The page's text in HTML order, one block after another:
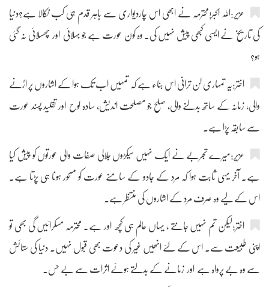
عزیر:اللہ اکبر!محترمہ نے ابھی اس چاردیواری سے باہر قدم ہی کب نکالا ہے؟دنیا
کی تاریخ نے ایسی کبھی پیش نہیں کی۔ وہ کون عورت ہے جو بہلائی اور پھسلائی نہ گئی
ہو؟
اختر:یہ تمہاری لن ترانی اس بناء ہے کہ تمہیں اب تک ہوا کے اشاروں پر اڑنے
والی، زمانہ کے ساتھ بدلنے والی، صلح جو مصلحت اندیش، سادہ لوح اور تقلید پسند عورت
سے سابقہ پڑا ہے۔
عزیر:میرے تجربے نے ایک نہیں سیکڑوں جلالی صفات والی عورتوں کو پیش کیا
ہے۔ آخر یہی ثابت ہوا کہ مرد کے جادو کے سامنے عورت کو مسحور ہونا ہی پڑتا ہے۔
اس کے لیے وہ صرف مرد کے اشاروں کی منتظر ہے۔
اختر:لیکن تم نہیں جانتے ، یہاں عالم ہی کچھ اور ہے۔ محترمہ مسکرائیں گی بھی تو
اپنی طبیعت سے۔ اس کے لئے انھیں غیر کی دعوت بھی قبول نہیں۔ دنیا کی ستائش
سے وہ بے پرواہ ہے اور زمانے کے بدلتے ہوئے اثرات سے بے حس۔